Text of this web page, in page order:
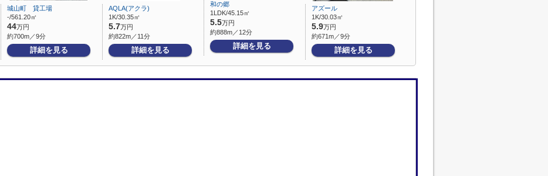
城山町 貸工場
-/561.20㎡
44万円
約700m／9分
詳細を見る
AQLA(アクラ)
1K/30.35㎡
5.7万円
約822m／11分
詳細を見る
和の郷
1LDK/45.15㎡
5.5万円
約888m／12分
詳細を見る
アズール
1K/30.03㎡
5.9万円
約671m／9分
詳細を見る